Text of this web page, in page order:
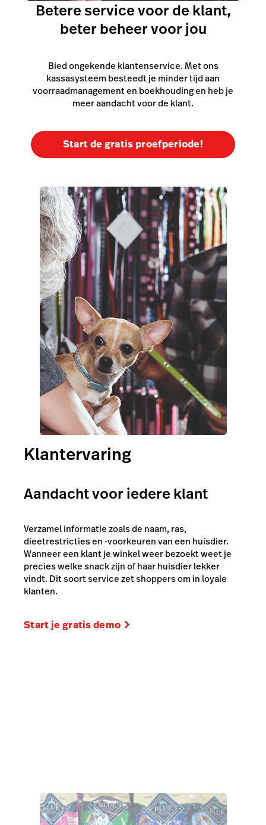
Betere service voor de klant,
beter beheer voor jou
Bied ongekende klantenservice. Met ons
kassasysteem besteedt je minder tijd aan
voorraadmanagement en boekhouding en heb je
meer aandacht voor de klant.
Start de gratis proefperiode!
Klantervaring
Aandacht voor iedere klant
Verzamel informatie zoals de naam, ras,
dieetrestricties en -voorkeuren van een huisdier.
Wanneer een klant je winkel weer bezoekt weet je
precies welke snack zijn of haar huisdier lekker
vindt. Dit soort service zet shoppers om in loyale
klanten.
Start je gratis demo